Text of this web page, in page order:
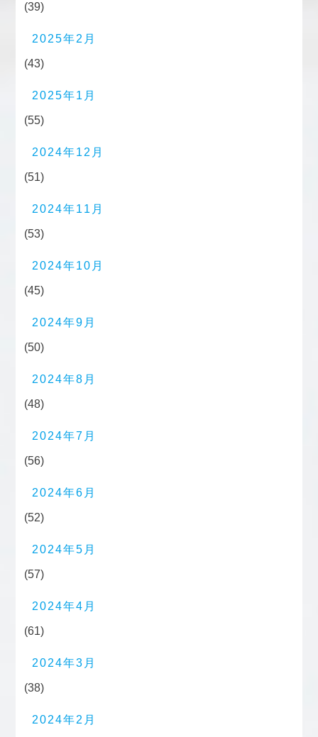
(39)
2025年2月
(43)
2025年1月
(55)
2024年12月
(51)
2024年11月
(53)
2024年10月
(45)
2024年9月
(50)
2024年8月
(48)
2024年7月
(56)
2024年6月
(52)
2024年5月
(57)
2024年4月
(61)
2024年3月
(38)
2024年2月